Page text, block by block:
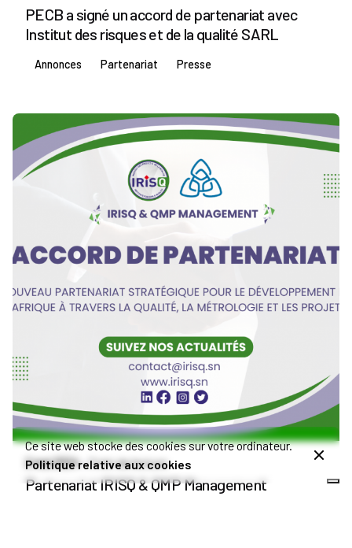
PECB a signé un accord de partenariat avec
Institut des risques et de la qualité SARL
Annonces Partenariat Presse
Admin IRISQ
2 mai 2024 3 min de lecture
Partenariat IRISQ & QMP Management
Ce site web stocke des cookies sur votre ordinateur.
Politique relative aux cookies